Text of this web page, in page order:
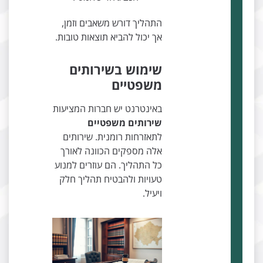
התהליך דורש משאבים וזמן,
אך יכול להביא תוצאות טובות.
שימוש בשירותים
משפטיים
באינטרנט יש חברות המציעות
שירותים משפטיים
לתאזרחות רומנית. שירותים
אלה מספקים הכוונה לאורך
כל התהליך. הם עוזרים למנוע
טעויות ולהבטיח תהליך חלק